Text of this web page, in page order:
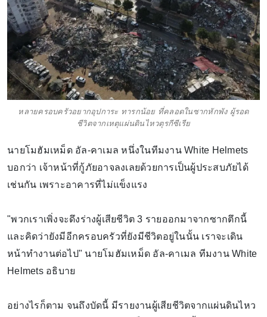
หลายครอบครัวอยากอุปการะ ทารกน้อย ที่คลอดในซากหักพัง ผู้รอด
ชีวิตจากเหตุแผ่นดินไหวตุรกีซีเรีย
นายโมฮัมเหม็ด อัล-คาเมล หนึ่งในทีมงาน White Helmets
บอกว่า เจ้าหน้าที่กู้ภัยอาจลงเลยด้วยการเป็นผู้ประสบภัยได้
เช่นกัน เพราะอาคารที่ไม่แข็งแรง
"พวกเราเพิ่งจะดึงร่างผู้เสียชีวิต 3 รายออกมาจากซากตึกนี้
และคิดว่ายังมีอีกครอบครัวที่ยังมีชีวิตอยู่ในนั้น เราจะเดิน
หน้าทำงานต่อไป" นายโมฮัมเหม็ด อัล-คาเมล ทีมงาน White
Helmets อธิบาย
อย่างไรก็ตาม จนถึงบัดนี้ มีรายงานผู้เสียชีวิตจากแผ่นดินไหว